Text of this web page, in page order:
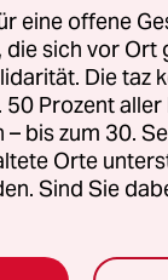
und einen
an vielen
die
mitder
nur an
etwas, stößt
eine offene
die sich vor
Die taz
Prozent
– bis zum 30.
Orte
Sind Sie